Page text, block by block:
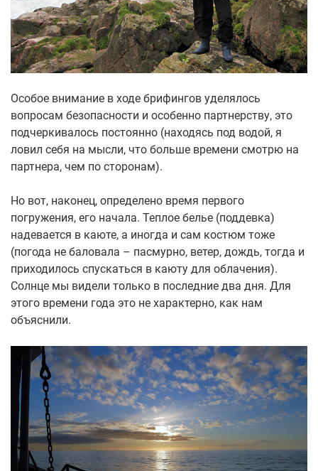
Особое внимание в ходе брифингов уделялось
вопросам безопасности и особенно партнерству, это
подчеркивалось постоянно (находясь под водой, я
ловил себя на мысли, что больше времени смотрю на
партнера, чем по сторонам).
Но вот, наконец, определено время первого
погружения, его начала. Теплое белье (поддевка)
надевается в каюте, а иногда и сам костюм тоже
(погода не баловала – пасмурно, ветер, дождь, тогда и
приходилось спускаться в каюту для облачения).
Солнце мы видели только в последние два дня. Для
этого времени года это не характерно, как нам
объяснили.